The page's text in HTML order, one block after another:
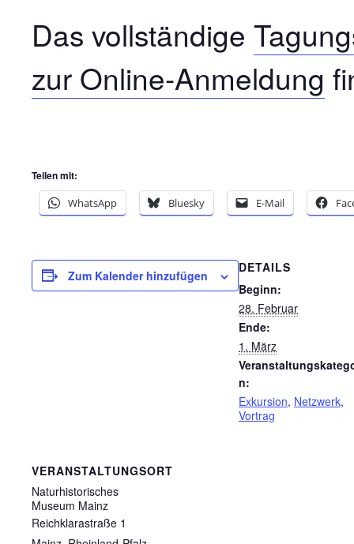
Das vollständige
zur Online-Anmeldung
Teilen mit:
WhatsApp
Bluesky E-Mail
Zum Kalender hinzufügen
DETAILS
Beginn:
28. Februar
Ende:
1. März
n:
Exkursion, Netzwerk,
Vortrag
VERANSTALTUNGSORT
Naturhistorisches
Museum Mainz
Reichklarastraße 1